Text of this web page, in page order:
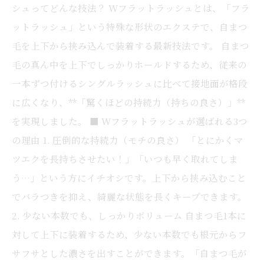
シュってどんな技法？ Wフラットラッシュとは、「フラ
ットラッシュ」という特殊な形状のエクステで、自まつ
毛を上下から挟み込んで装着する最新技法です。 自まつ
毛の真ん中を上下でしっかりホールドするため、従来の
一本ずつ付けるシングルラッシュに比べて接地面が格段
に広くなり、**「驚くほどの持続力（持ちの良さ）」**
を実現しました。 ■ Wフラットラッシュが選ばれる3つ
の理由 1. 圧倒的な持続力（モチの良さ） 「とにかくマ
ツエクを長持ちさせたい！」「いつも早く取れてしま
う…」という方にイチオシです。上下から挟み込むこと
でバラつきを抑え、綺麗な状態を長くキープできます。
2. 少ない本数でも、しっかりボリューム 自まつ毛1本に
対して上下に装着するため、少ない本数でも根元からフ
サフサとした濃さを出すことができます。「自まつ毛が